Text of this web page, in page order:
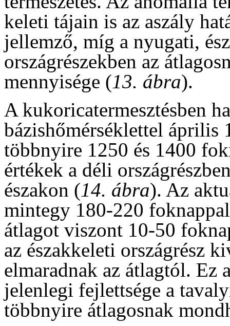
keleti tájain is az aszály
jellemző, míg a nyugati,
országrészekben az
mennyisége (13. ábra).
A kukoricatermesztésben
bázishőmérséklettel
többnyire 1250 és 1400
értékek a déli
északon (14. ábra). Az
mintegy 180-220
átlagot viszont 10-50
az északkeleti országrész
elmaradnak az átlagtól. Ez
jelenlegi fejlettsége a
többnyire átlagosnak